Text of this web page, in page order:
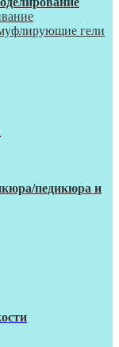
гели
педикюра и